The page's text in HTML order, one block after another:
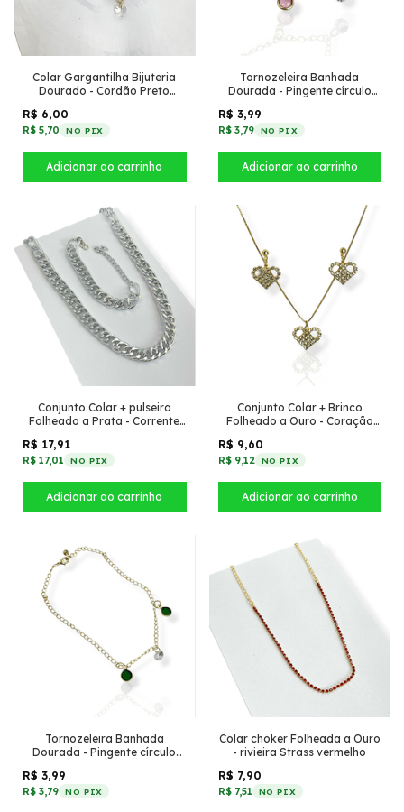
Colar Gargantilha Bijuteria
Dourado - Cordão Preto
R$ 6,00
R$ 5,70 NO PIX
Tornozeleira Banhada
Dourada - Pingente círculo
R$ 3,99
R$ 3,79 NO PIX
Conjunto Colar + pulseira
Folheado a Prata - Corrente
R$ 17,91
R$ 17,01 NO PIX
Conjunto Colar + Brinco
Folheado a Ouro - Coração
R$ 9,60
R$ 9,12 NO PIX
Tornozeleira Banhada
Dourada - Pingente círculo
R$ 3,99
R$ 3,79 NO PIX
Colar choker Folheada a Ouro
- rivieira Strass vermelho
R$ 7,90
R$ 7,51 NO PIX